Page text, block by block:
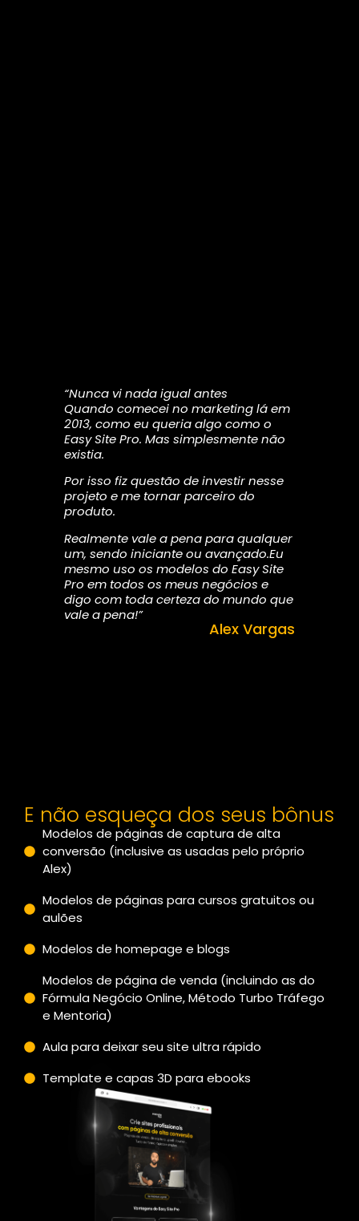
“Nunca vi nada igual antes
Quando comecei no marketing lá em
2013, como eu queria algo como o
Easy Site Pro. Mas simplesmente não
existia.
Por isso fiz questão de investir nesse
projeto e me tornar parceiro do
produto.
Realmente vale a pena para qualquer
um, sendo iniciante ou avançado.Eu
mesmo uso os modelos do Easy Site
Pro em todos os meus negócios e
digo com toda certeza do mundo que
vale a pena!”
Alex Vargas
E não esqueça dos seus bônus
Modelos de páginas de captura de alta
conversão (inclusive as usadas pelo próprio
Alex)
Modelos de páginas para cursos gratuitos ou
aulões
Modelos de homepage e blogs
Modelos de página de venda (incluindo as do
Fórmula Negócio Online, Método Turbo Tráfego
e Mentoria)
Aula para deixar seu site ultra rápido
Template e capas 3D para ebooks